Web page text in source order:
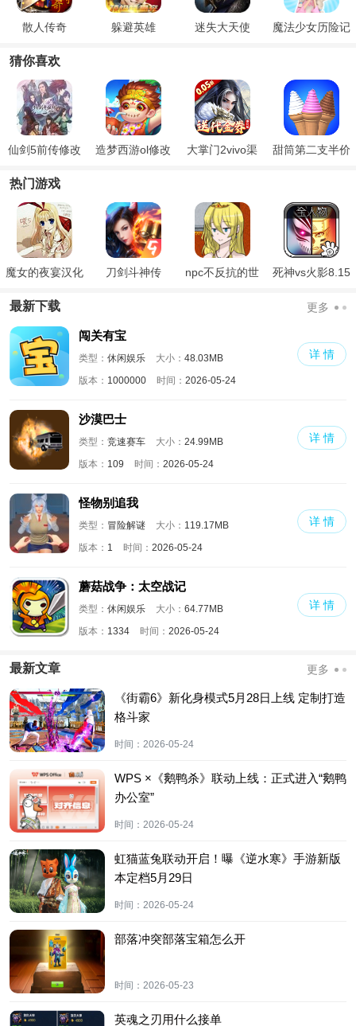
散人传奇 躲避英雄 迷失大天使 魔法少女历险记
猜你喜欢
仙剑5前传修改
造梦西游ol修改
大掌门2vivo渠
甜筒第二支半价
热门游戏
魔女的夜宴汉化
刀剑斗神传
npc不反抗的世
死神vs火影8.15
最新下载 更多
闯关有宝
类型： 休闲娱乐 大小： 48.03MB
版本： 1000000 时间： 2026-05-24
详 情
沙漠巴士
类型： 竞速赛车 大小： 24.99MB
版本： 109 时间： 2026-05-24
详 情
怪物别追我
类型： 冒险解谜 大小： 119.17MB
版本： 1 时间： 2026-05-24
详 情
蘑菇战争：太空战记
类型： 休闲娱乐 大小： 64.77MB
版本： 1334 时间： 2026-05-24
详 情
最新文章 更多
《街霸6》新化身模式5月28日上线 定制打造
格斗家
时间： 2026-05-24
WPS ×《鹅鸭杀》联动上线：正式进入“鹅鸭
办公室”
时间： 2026-05-24
虹猫蓝兔联动开启！曝《逆水寒》手游新版
本定档5月29日
时间： 2026-05-24
部落冲突部落宝箱怎么开
时间： 2026-05-23
英魂之刃用什么接单